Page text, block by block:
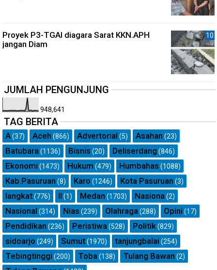
Proyek P3-TGAI diagara Sarat KKN.APH
jangan Diam
JUMLAH PENGUNJUNG
948,641
TAG BERITA
A(37) Aceh (866) Advertorial (5) Asahan (23)
Batubara (1136) Bisnis (20) Deliserdang (846)
Ekonomi (1473) Hukum (479) Humbahas (1088)
Kab.Pasuruan (8) Karo (1246) Kota Pasuruan (3)
langkat(776) ll (1) Medan (1703) Nasiona (2)
Nasional (314) Nias (239) Olahraga (288) Opini (17)
Pendidikan (236) Peristiwa (528) Politik(829)
sidoarjo (249) Sumut(1970) tanjungbalai (254)
Tebingtinggi (200) Toba (138) Tulang Bawan (2)